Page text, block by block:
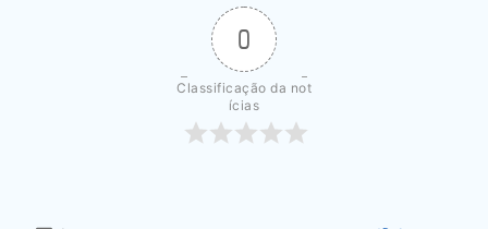
0
Classificação da not
ícias